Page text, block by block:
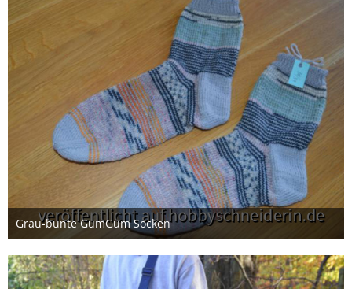
Grau-bunte GumGum Socken
18. März 2026